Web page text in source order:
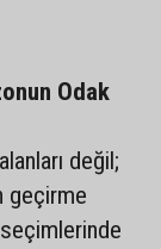
Odak
değil;
geçirme
seçimlerinde